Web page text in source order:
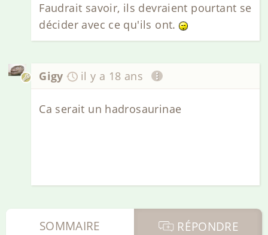
Faudrait savoir, ils devraient pourtant se
décider avec ce qu'ils ont.
Gigy il y a 18 ans
Ca serait un hadrosaurinae
RÉPONDRE
SOMMAIRE